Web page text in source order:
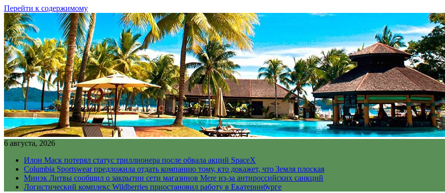
Перейти к содержимому
6 августа, 2026
Илон Маск потерял статус триллионера после обвала акций SpaceX
Columbia Sportswear предложила отдать компанию тому, кто докажет, что Земля плоская
Минэк Литвы сообщил о закрытии сети магазинов Mere из-за антироссийских санкций
Логистический комплекс Wildberries приостановил работу в Екатеринбурге